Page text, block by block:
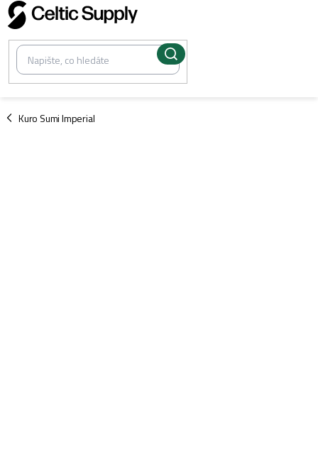
Přejít
na
obsah
Kuro Sumi Imperial
/